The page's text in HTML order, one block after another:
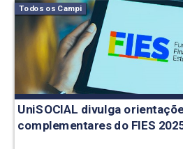
Todos os Campi
UniSOCIAL divulga
complementares do FIES